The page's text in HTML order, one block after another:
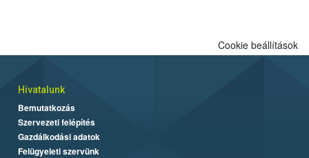
Cookie beállítások
Hivatalunk
Bemutatkozás
Szervezeti felépítés
Gazdálkodási adatok
Felügyeleti szervünk